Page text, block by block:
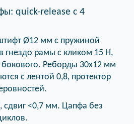
quick-release с 4
Ø12 мм с пружиной
гнездо рамы с кликом 15 Н,
Реборды 30x12 мм
с лентой 0,8, протектор
сдвиг <0,7 мм. Цапфа без